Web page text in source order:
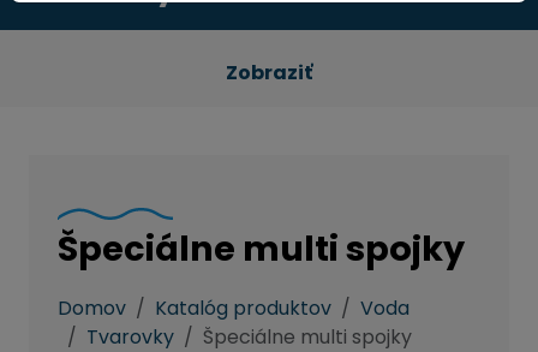
Zobraziť
Špeciálne multi spojky
Domov Katalóg produktov
Voda
Tvarovky
Špeciálne multi spojky